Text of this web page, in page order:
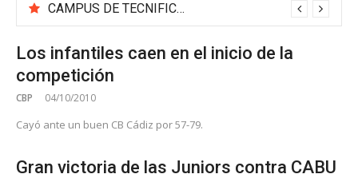
CAMPUS DE TECNIFICACIÓN 2026 «BEA SÁNCHEZ»
Los infantiles caen en el inicio de la
competición
CBP 04/10/2010
Cayó ante un buen CB Cádiz por 57-79.
Gran victoria de las Juniors contra CABU